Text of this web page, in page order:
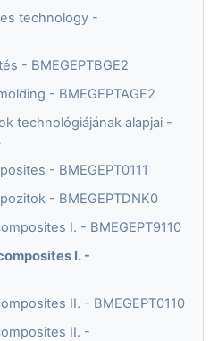
technology -
- BMEGEPTBGE2
- BMEGEPTAGE2
technológiájának alapjai -
- BMEGEPT0111
- BMEGEPTDNK0
I. - BMEGEPT9110
I. -
II. - BMEGEPT0110
II. -